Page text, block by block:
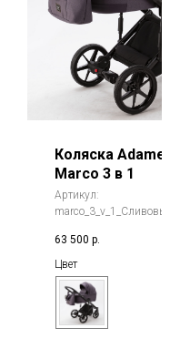
Коляска Adamex
Marco 3 в 1
Артикул:
marco_3_v_1_Сливовый
63 500 р.
Цвет